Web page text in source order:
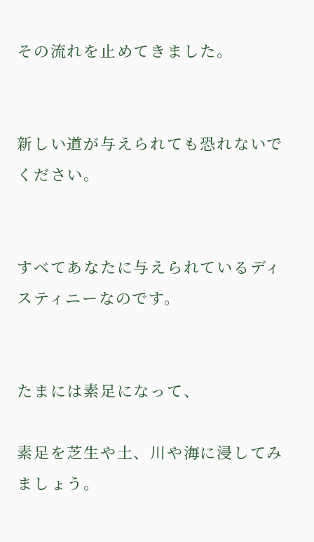
その流れを止めてきました。
新しい道が与えられても恐れないで
ください。
すべてあなたに与えられているディ
スティニーなのです。
たまには素足になって、
素足を芝生や土、川や海に浸してみ
ましょう。